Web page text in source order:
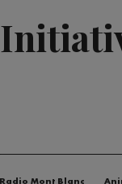
Radio Mont Blanc